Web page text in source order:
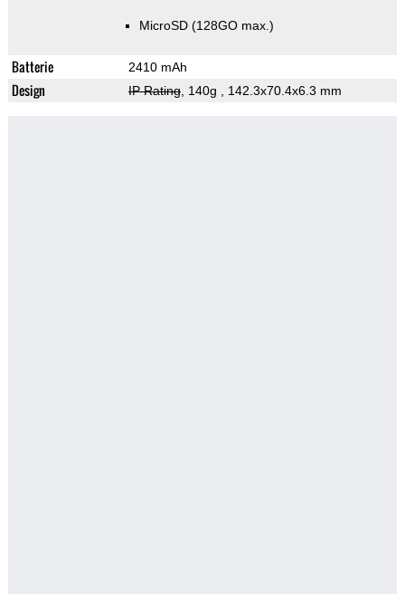
MicroSD (128GO max.)
Batterie 2410 mAh
Design IP Rating, 140g , 142.3x70.4x6.3 mm